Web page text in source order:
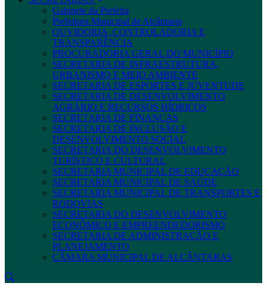
Gabinete da Prefeita
Prefeitura Municipal de Alcântaras
OUVIDORIA, CONTROLADORIA E
TRANSPARÊNCIA
PROCURADORIA GERAL DO MUNICÍPIO
SECRETARIA DE INFRAESTRUTURA,
URBANISMO E MEIO AMBIENTE
SECRETARIA DE ESPORTES E JUVENTUDE
SECRETARIA DE DESENVOLVIMENTO
AGRÁRIO E RECURSOS HÍDRICOS
SECRETARIA DE FINANÇAS
SECRETARIA DE INCLUSÃO E
DESENVOLVIMENTO SOCIAL
SECRETARIA DO DESENVOLVIMENTO
TURÍSTICO E CULTURAL
SECRETARIA MUNICIPAL DE EDUCAÇÃO
SECRETARIA MUNICIPAL DE SAÚDE
SECRETARIA MUNICIPAL DE TRANSPORTES E
RODOVIAS
SECRETARIA DO DESENVOLVIMENTO
ECONÔMICO E EMPREENDEDORISMO
SECRETARIA DE ADMINISTRAÇÃO E
PLANEJAMENTO
CÂMARA MUNICIPAL DE ALCÂNTARAS